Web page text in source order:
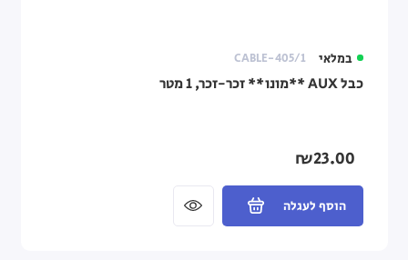
במלאי CABLE-405/1
כבל AUX **מונו** זכר-זכר, 1 מטר
₪23.00
הוסף לעגלה